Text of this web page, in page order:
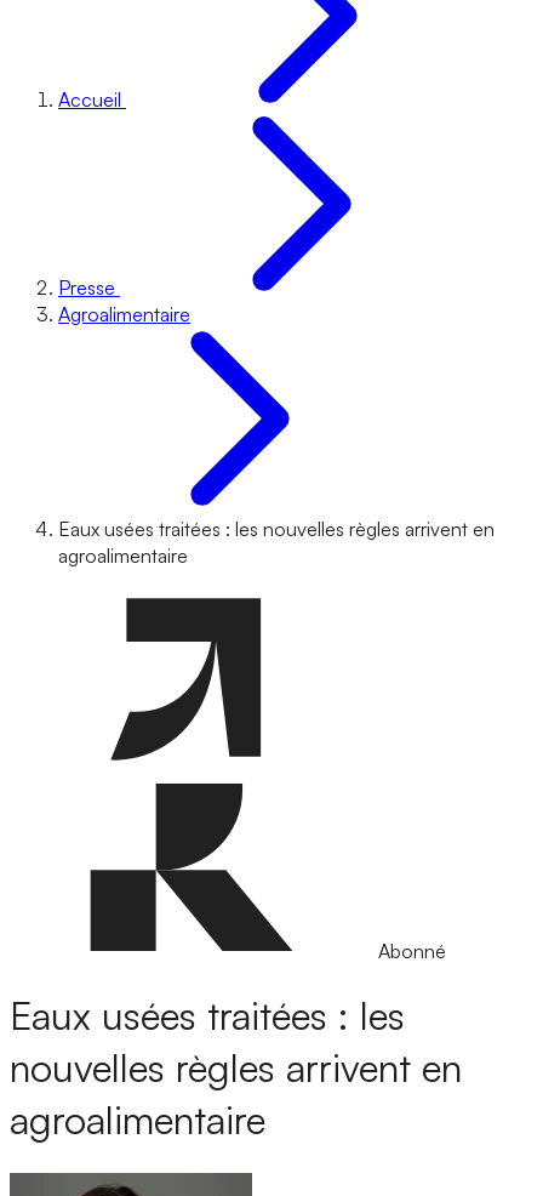
Accueil
Presse
Agroalimentaire
Eaux usées traitées : les nouvelles règles arrivent en
agroalimentaire
Abonné
Eaux usées traitées : les
nouvelles règles arrivent en
agroalimentaire